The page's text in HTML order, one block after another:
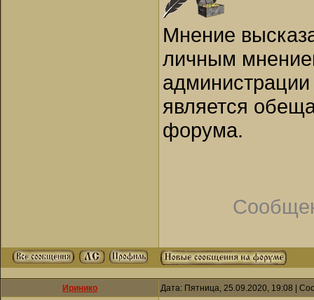
Мнение
личным
является
форума.
Иринико Дата: Пятница, 25.09.2020, 19:08 |